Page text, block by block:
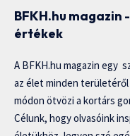
BFKH.hu
értékek
A BFKH.hu magazin egy
az élet minden
módon ötvözi a kortárs
Célunk, hogy olvasóink